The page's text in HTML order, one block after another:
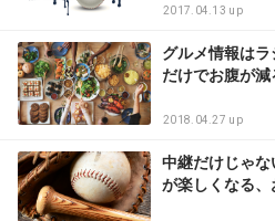
2017.04.13 up
グルメ情報は
だけでお腹が減
2018.04.27 up
中継だけじゃ
が楽しくなる